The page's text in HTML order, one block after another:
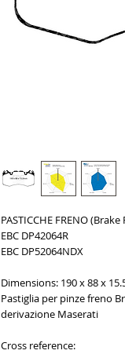
PASTICCHE FRENO (Brake
EBC DP42064R
EBC DP52064NDX
Dimensions: 190 x 88 x
Pastiglia per pinze freno
derivazione Maserati
Cross reference: